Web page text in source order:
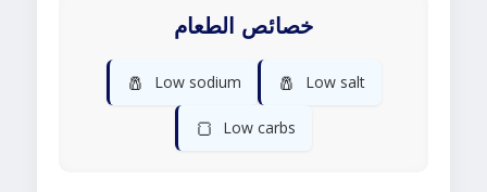
خصائص الطعام
🧂 Low sodium 🧂 Low salt
🍞 Low carbs